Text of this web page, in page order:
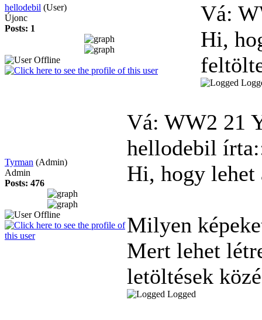
hellodebil (User)
Újonc
Posts: 1
Vá:
Hi,
Tyrman (Admin)
Admin
Posts: 476
Vá: WW2 21
hellodebil
Hi, hogy lehet
Milyen
Mert lehet
letöltések
Logged